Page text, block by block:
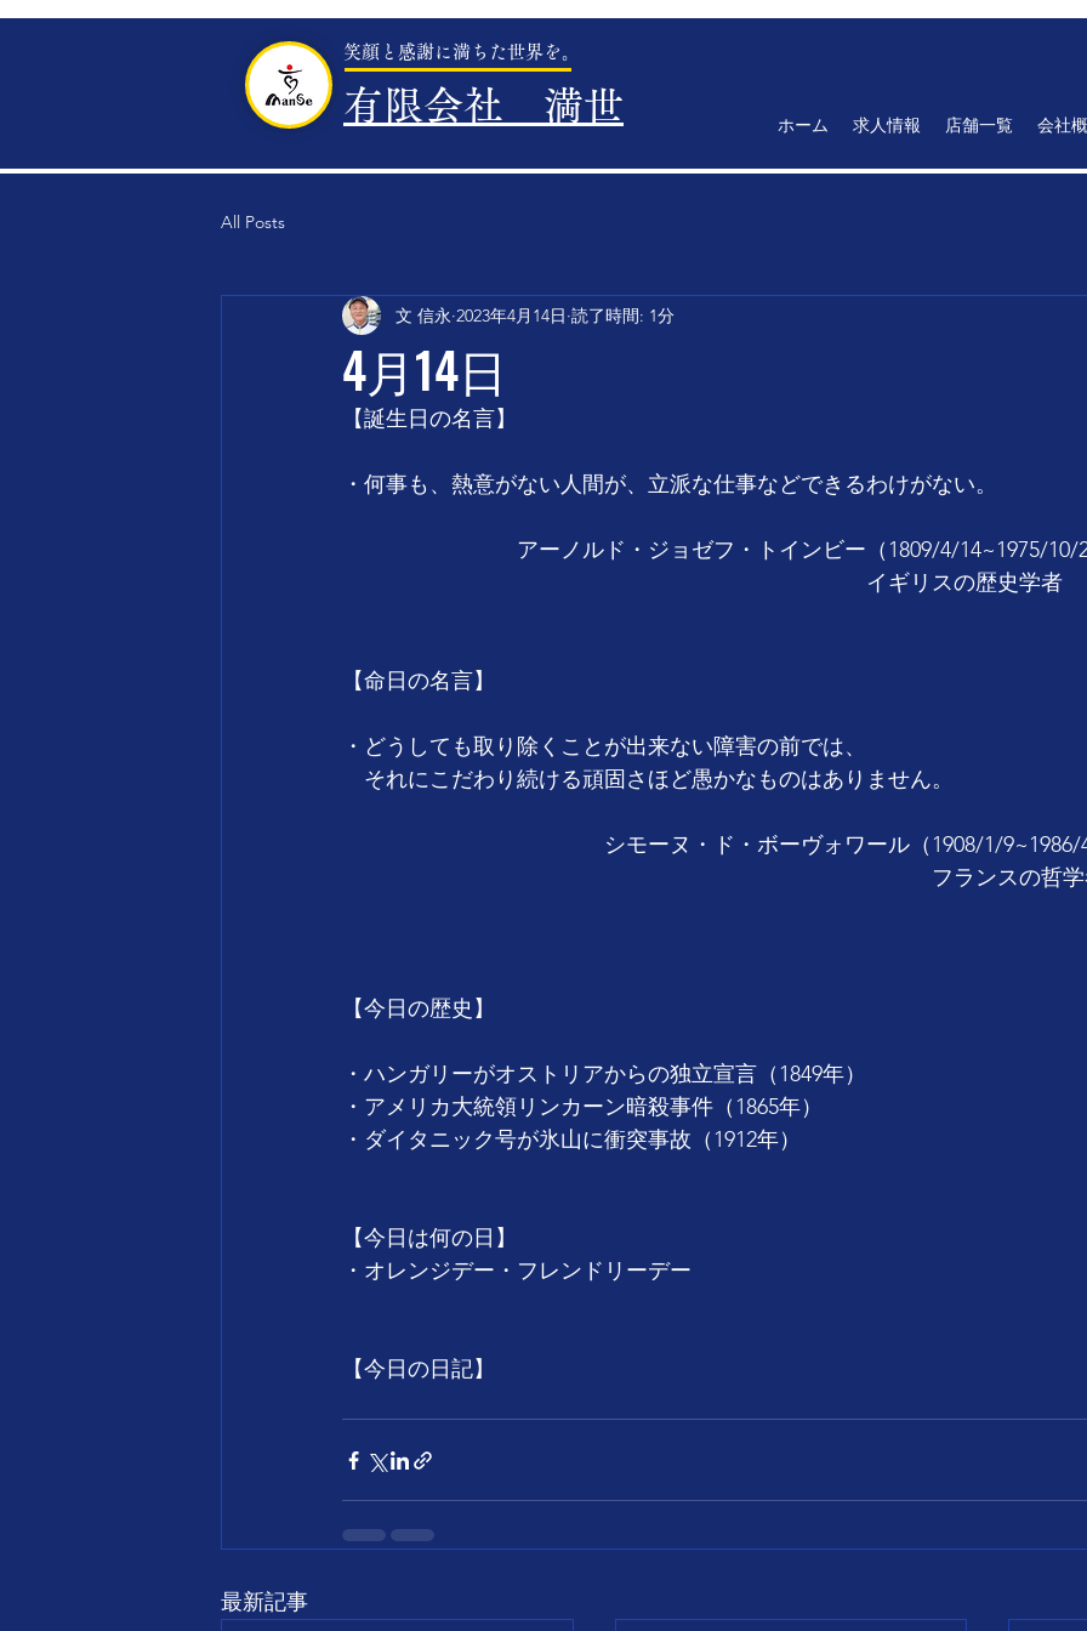
笑顔と感謝に満ちた世界を。
有限会社 満世 ホーム 求人情報 店舗一覧 会社
All Posts
4月14日
文 信永 2023年4月14日 読了時間: 1分
【誕生日の名言】
・何事も、熱意がない人間が、立派な仕事などできるわけがない。
アーノルド・ジョゼフ・トインビー（1809/4/14~1975/10/22
イギリスの歴史学者
【命日の名言】
・どうしても取り除くことが出来ない障害の前では、
それにこだわり続ける頑固さほど愚かなものはありません。
シモーヌ・ド・ボーヴォワール（1908/1/9~1986/4/
フランスの哲学
【今日の歴史】
・ハンガリーがオストリアからの独立宣言（1849年）
・アメリカ大統領リンカーン暗殺事件（1865年）
・ダイタニック号が氷山に衝突事故（1912年）
【今日は何の日】
・オレンジデー・フレンドリーデー
【今日の日記】
最新記事